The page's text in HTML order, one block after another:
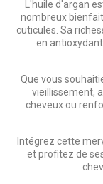
L'huile d'argan
nombreux
cuticules. Sa
en
Que vous
vieillissement,
cheveux ou
Intégrez cette
et profitez de